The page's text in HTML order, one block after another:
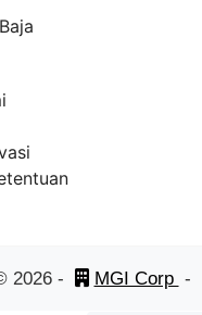
2026- MGI Corp -